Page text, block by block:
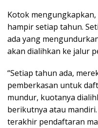
Kotok
hampir setiap tahun.
ada yang
akan dialihkan ke jalur
“Setiap tahun ada,
pemberkasan untuk
mundur, kuotanya
berikutnya atau
terakhir pendaftaran